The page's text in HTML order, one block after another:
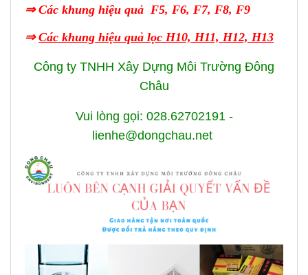
⇒Các khung hiệu quả F5, F6, F7, F8, F9
⇒Các khung hiệu quả lọc H10, H11, H12, H13
Công ty TNHH Xây Dựng Môi Trường Đông
Châu
Vui lòng gọi: 028.62702191 -
lienhe@dongchau.net